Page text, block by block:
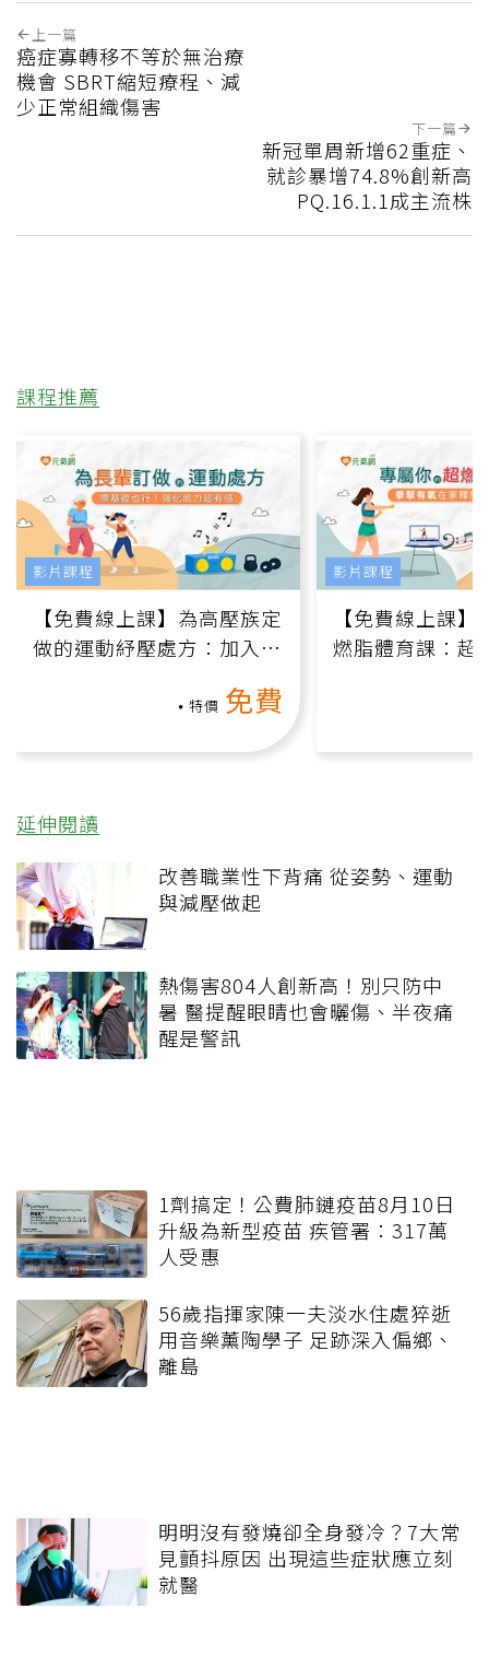
上一篇
癌症寡轉移不等於無治療
機會 SBRT縮短療程、減
少正常組織傷害
下一篇
新冠單周新增62重症、
就診暴增74.8%創新高
PQ.16.1.1成主流株
課程推薦
【免費線上課】為高壓族定
做的運動紓壓處方：加入行
特價 免費
影片課程
【免費線上課
燃脂體育課：超
影片課程
延伸閱讀
改善職業性下背痛 從姿勢、運動
與減壓做起
熱傷害804人創新高！別只防中
暑 醫提醒眼睛也會曬傷、半夜痛
醒是警訊
1劑搞定！公費肺鏈疫苗8月10日
升級為新型疫苗 疾管署：317萬
人受惠
56歲指揮家陳一夫淡水住處猝逝
用音樂薰陶學子 足跡深入偏鄉、
離島
明明沒有發燒卻全身發冷？7大常
見顫抖原因 出現這些症狀應立刻
就醫